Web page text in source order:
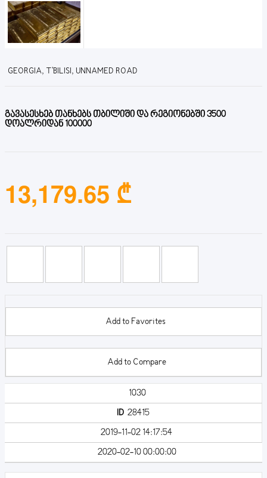
GEORGIA, T'BILISI, UNNAMED ROAD
გავასესხებ თანხებს თბილიში და რეგიონებში 3500
დოალრიდან 100000
13,179.65 ₾
Add to Favorites
Add to Compare
1030
ID 28415
2019-11-02 14:17:54
2020-02-10 00:00:00